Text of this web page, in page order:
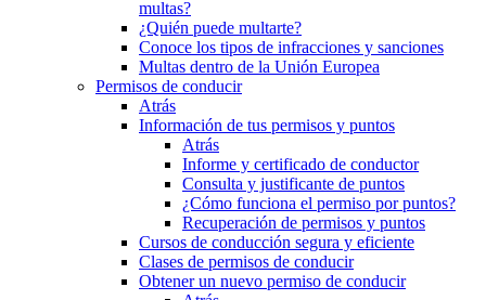
multas?
¿Quién puede multarte?
Conoce los tipos de infracciones y sanciones
Multas dentro de la Unión Europea
Permisos de conducir
Atrás
Información de tus permisos y puntos
Atrás
Informe y certificado de conductor
Consulta y justificante de puntos
¿Cómo funciona el permiso por puntos?
Recuperación de permisos y puntos
Cursos de conducción segura y eficiente
Clases de permisos de conducir
Obtener un nuevo permiso de conducir